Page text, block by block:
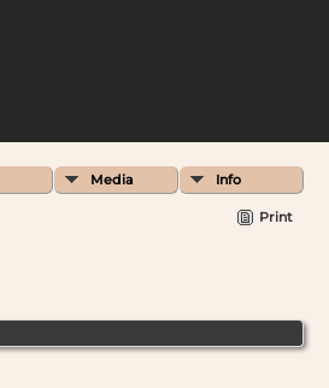
Media Info
Print